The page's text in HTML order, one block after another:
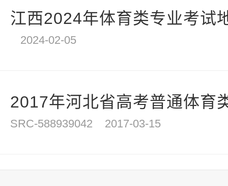
江西2024年体育类专业考试
2024-02-05
2017年河北省高考普通体育
SRC-588939042 2017-03-15